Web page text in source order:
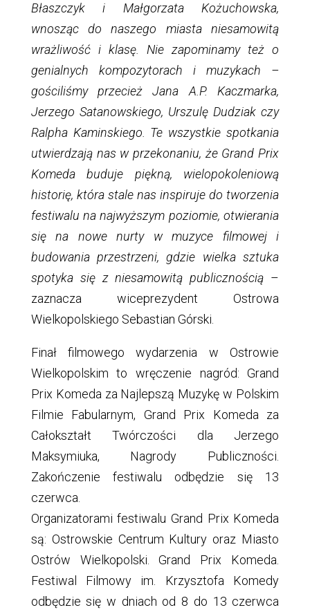
Błaszczyk i Małgorzata Kożuchowska,
wnosząc do naszego miasta niesamowitą
wrażliwość i klasę. Nie zapominamy też o
genialnych kompozytorach i muzykach –
gościliśmy przecież Jana A.P. Kaczmarka,
Jerzego Satanowskiego, Urszulę Dudziak czy
Ralpha Kaminskiego. Te wszystkie spotkania
utwierdzają nas w przekonaniu, że Grand Prix
Komeda buduje piękną, wielopokoleniową
historię, która stale nas inspiruje do tworzenia
festiwalu na najwyższym poziomie, otwierania
się na nowe nurty w muzyce filmowej i
budowania przestrzeni, gdzie wielka sztuka
spotyka się z niesamowitą publicznością –
zaznacza wiceprezydent Ostrowa
Wielkopolskiego Sebastian Górski.
Finał filmowego wydarzenia w Ostrowie
Wielkopolskim to wręczenie nagród: Grand
Prix Komeda za Najlepszą Muzykę w Polskim
Filmie Fabularnym, Grand Prix Komeda za
Całokształt Twórczości dla Jerzego
Maksymiuka, Nagrody Publiczności.
Zakończenie festiwalu odbędzie się 13
czerwca.
Organizatorami festiwalu Grand Prix Komeda
są: Ostrowskie Centrum Kultury oraz Miasto
Ostrów Wielkopolski. Grand Prix Komeda.
Festiwal Filmowy im. Krzysztofa Komedy
odbędzie się w dniach od 8 do 13 czerwca